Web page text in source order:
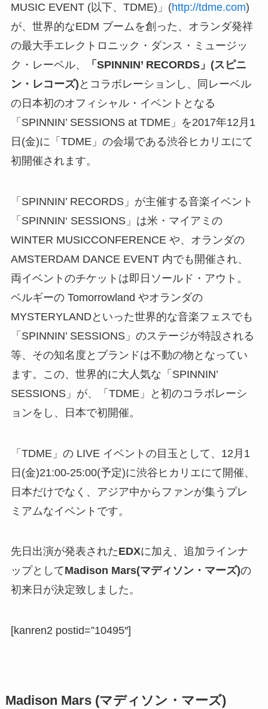
MUSIC EVENT (以下、TDME)」(http://tdme.com)
が、世界的なEDM ブームを創った、オランダ発祥
の最大手エレクトロニック・ダンス・ミュージッ
ク・レーベル、
「SPINNIN’ RECORDS」(スピニ
ン・レコーズ) とコラボレーションし、同レーベル
の日本初のオフィシャル・イベントとなる
「SPINNIN’ SESSIONS at TDME」を2017年12月1
日(金)に「TDME」の会場である渋谷ヒカリエにて
初開催されます。
「SPINNIN’ RECORDS」が主催する音楽イベント
「SPINNIN‘ SESSIONS」は米・マイアミの
WINTER MUSICCONFERENCE や、オランダの
AMSTERDAM DANCE EVENT 内でも開催され、
両イベントのチケットは即日ソールド・アウト。
ベルギーの Tomorrowland やオランダの
MYSTERYLANDといった世界的な音楽フェスでも
「SPINNIN’ SESSIONS」のステージが特設される
等、その知名度とブランドは不動の物となってい
ます。この、世界的に大人気な「SPINNIN’
SESSIONS」が、「TDME」と初のコラボレーシ
ョンをし、日本で初開催。
「TDME」の LIVE イベントの目玉として、12月1
日(金)21:00-25:00(予定)に渋谷ヒカリエにて開催、
日本だけでなく、アジア中からファンが集うプレ
ミアムなイベントです。
先日出演が発表されたEDXに加え、追加ラインナ
ップとしてMadison Mars(マディソン・マーズ)の
初来日が決定致しました。
[kanren2 postid=”10495″]
Madison Mars (マディソン・マーズ)